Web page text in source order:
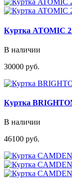
Куртка ATOMIC
В наличии
30000 руб.
Куртка
В наличии
46100 руб.